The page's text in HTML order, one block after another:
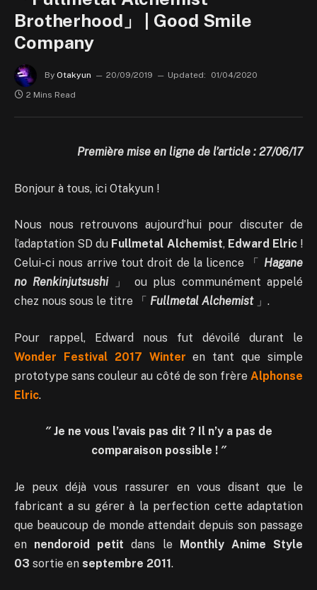
Brotherhood」 | Good Smile
Company
By Otakyun 20/09/2019 Updated:
01/04/2020
2 Mins Read
Première mise en ligne de l’article : 27/06/17
Bonjour à tous, ici Otakyun !
Nous nous retrouvons aujourd’hui pour discuter de
l’adaptation SD du Fullmetal Alchemist, Edward Elric!
Celui-ci nous arrive tout droit de la licence 「 Hagane
no Renkinjutsushi」 ou plus communément appelé
chez nous sous le titre 「 Fullmetal Alchemist」.
Pour rappel, Edward nous fut dévoilé durant le
Wonder Festival 2017 Winter en tant que simple
prototype sans couleur au côté de son frère Alphonse
Elric.
″ Je ne vous l’avais pas dit ? Il n’y a pas de
comparaison possible ! ″
Je peux déjà vous rassurer en vous disant que le
fabricant a su gérer à la perfection cette adaptation
que beaucoup de monde attendait depuis son passage
en nendoroid petit dans le Monthly Anime Style
03 sortie en septembre 2011.